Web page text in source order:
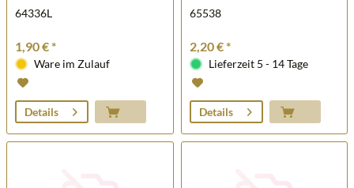
64336L
1,90 € *
Ware im Zulauf
Details
65538
2,20 € *
Lieferzeit 5 - 14 Tage
Details